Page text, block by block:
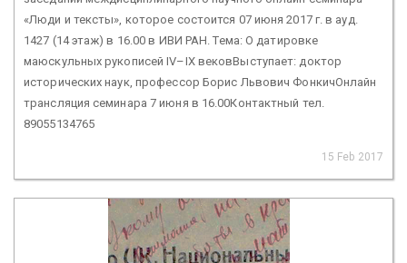
«Люди и тексты», которое состоится 07 июня 2017 г. в ауд.
1427 (14 этаж) в 16.00 в ИВИ РАН. Тема: О датировке
маюскульных рукописей IV–IX вековВыступает: доктор
исторических наук, профессор Борис Львович ФонкичОнлайн
трансляция семинара 7 июня в 16.00Контактный тел.
89055134765
15 Feb 2017